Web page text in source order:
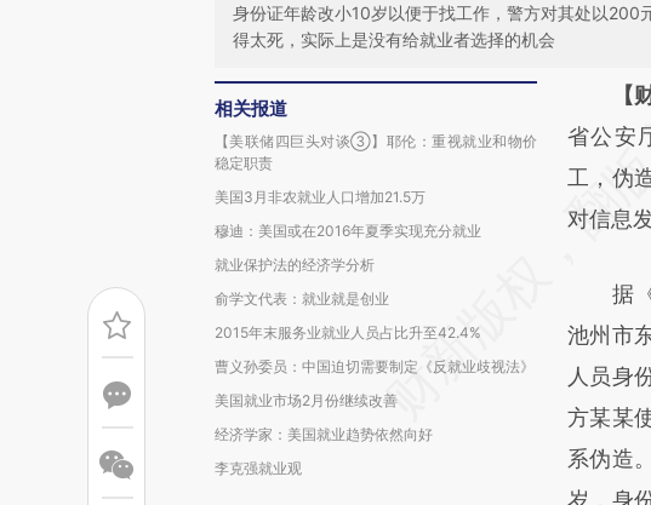
身份证年龄改小10岁以便于找工作，警方对其处以200
得太死，实际上是没有给就业者选择的机会
相关报道
【美联储四巨头对谈③】耶伦：重视就业和物价
稳定职责
美国3月非农就业人口增加21.5万
穆迪：美国或在2016年夏季实现充分就业
就业保护法的经济学分析
俞学文代表：就业就是创业
2015年末服务业就业人员占比升至42.4%
曹义孙委员：中国迫切需要制定《反就业歧视法》
美国就业市场2月份继续改善
经济学家：美国就业趋势依然向好
李克强就业观
请务必
AI
财新观
比对和
【
省公安
工，伪
对信息
据《
池州市
人员身
方某某
系伪造
岁，身